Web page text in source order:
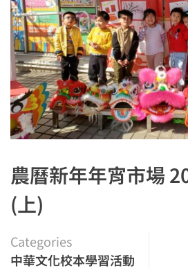
農曆新年年宵市場
(上)
Categories
中華文化校本學習活動